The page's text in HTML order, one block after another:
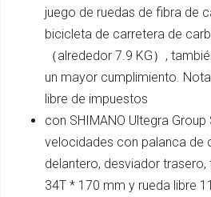
juego de ruedas de fibra de
bicicleta de carretera de
（alrededor 7.9 KG）,
un mayor cumplimiento.
libre de impuestos
con SHIMANO Ultegra
velocidades con palanca de
delantero, desviador trasero,
34T * 170 mm y rueda libre